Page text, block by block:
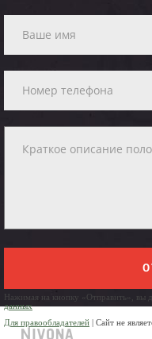
Нажимая на кнопку «Отправить», вы
данных
Для правообладателей | Сайт не